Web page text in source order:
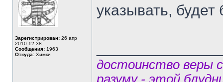
Зарегистрирован: 26 апр
2010 12:38
Сообщения: 1963
Откуда: Химки
указывать,
достоинство веры
разуму - этой